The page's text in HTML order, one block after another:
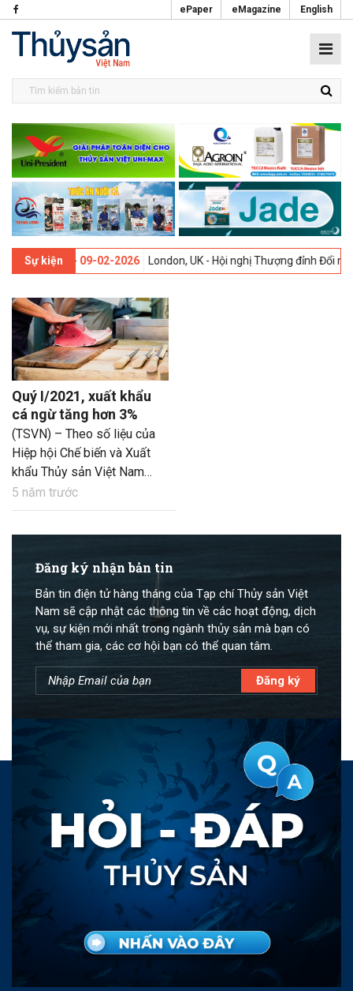
ePaper eMagazine English
Sự kiện
lần thứ 13 -09-02-2026 London, UK - Hội nghị Thượng đỉnh Đổi mới
Quý I/2021, xuất khẩu
cá ngừ tăng hơn 3%
(TSVN) – Theo số liệu của
Hiệp hội Chế biến và Xuất
khẩu Thủy sản Việt Nam
(VASEP), tính chung quý
I/2021, kim ngạch xuất khẩu
5 năm trước
Đăng ký nhận bản tin
Bản tin điện tử hàng tháng của Tạp chí Thủy sản Việt
Nam sẽ cập nhật các thông tin về các hoạt động, dịch
vụ, sự kiện mới nhất trong ngành thủy sản mà bạn có
thể tham gia, các cơ hội bạn có thể quan tâm.